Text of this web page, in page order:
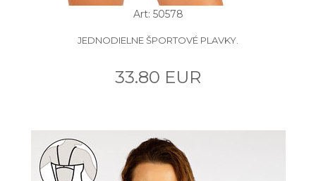
Art: 50578
JEDNODIELNE ŠPORTOVÉ PLAVKY.
33.80 EUR